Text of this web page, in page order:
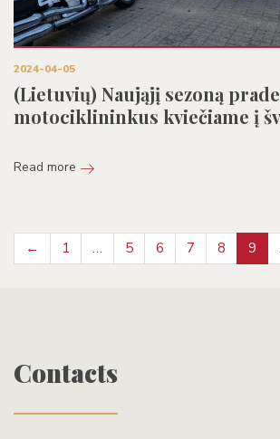
2024-04-05
(Lietuvių) Naująjį sezoną
motociklininkus kviečiame į
Read more
← 1 … 5 6 7 8 9
Contacts